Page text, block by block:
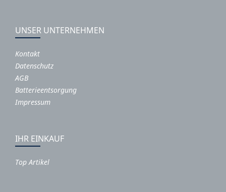
UNSER UNTERNEHMEN
Kontakt
Datenschutz
AGB
Batterieentsorgung
Impressum
IHR EINKAUF
Top Artikel